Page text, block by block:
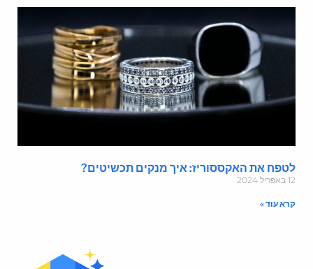
את האקססוריז: איך מנקים תכשיטים?
עוד »